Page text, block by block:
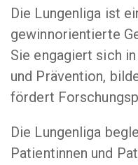
Die Lungenliga ist
gewinnorientierte
Sie engagiert sich
und Prävention,
fördert
Die Lungenliga
Patientinnen und